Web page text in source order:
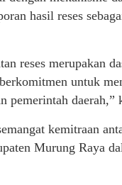
hasil reses
reses merupakan
untuk
pemerintah daerah,”
kemitraan
Murung Raya